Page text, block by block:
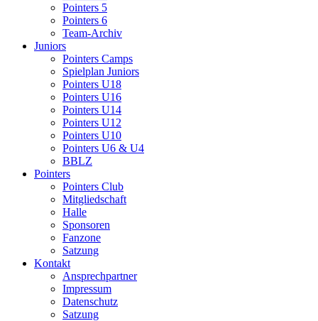
Pointers 5
Pointers 6
Team-Archiv
Juniors
Pointers Camps
Spielplan Juniors
Pointers U18
Pointers U16
Pointers U14
Pointers U12
Pointers U10
Pointers U6 & U4
BBLZ
Pointers
Pointers Club
Mitgliedschaft
Halle
Sponsoren
Fanzone
Satzung
Kontakt
Ansprechpartner
Impressum
Datenschutz
Satzung